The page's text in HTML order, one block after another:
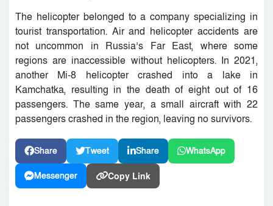
The helicopter belonged to a company specializing in
tourist transportation. Air and helicopter accidents are
not uncommon in Russia’s Far East, where some
regions are inaccessible without helicopters. In 2021,
another Mi-8 helicopter crashed into a lake in
Kamchatka, resulting in the death of eight out of 16
passengers. The same year, a small aircraft with 22
passengers crashed in the region, leaving no survivors.
Share Tweet Share WhatsApp
Messenger Copy Link